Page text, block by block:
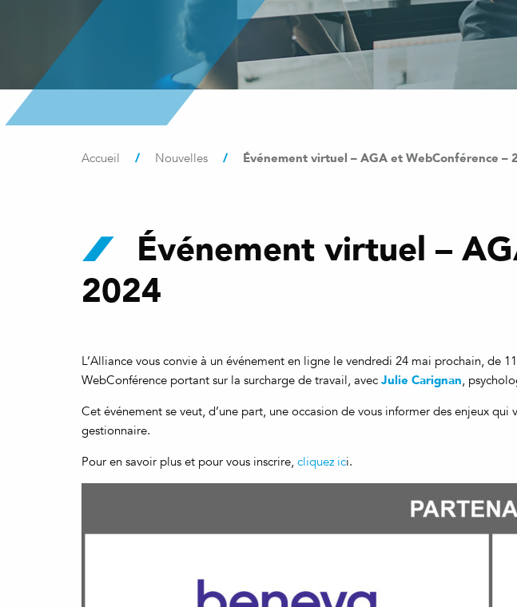
Accueil / Nouvelles / Événement virtuel – AGA et WebConférence –
Événement virtuel –
2024
L’Alliance vous convie à un événement en ligne le vendredi 24 mai prochain, de
WebConférence portant sur la surcharge de travail, avec Julie Carignan,
Cet événement se veut, d’une part, une occasion de vous informer des enjeux
gestionnaire.
Pour en savoir plus et pour vous inscrire, cliquez ici.